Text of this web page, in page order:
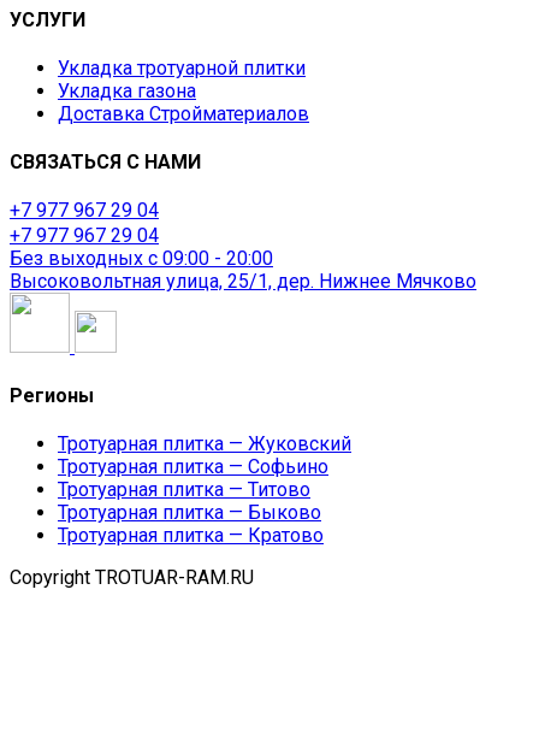
УСЛУГИ
Укладка тротуарной плитки
Укладка газона
Доставка Стройматериалов
СВЯЗАТЬСЯ С НАМИ
⁦+7 977 967 29 04
⁦+7 977 967 29 04
Без выходных с 09:00 - 20:00
Высоковольтная улица, 25/1, дер. Нижнее Мячково
Регионы
Тротуарная плитка — Жуковский
Тротуарная плитка — Софьино
Тротуарная плитка — Титово
Тротуарная плитка — Быково
Тротуарная плитка — Кратово
Copyright TROTUAR-RAM.RU